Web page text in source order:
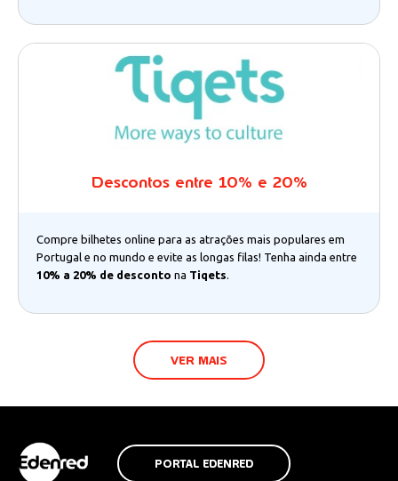
Descontos entre 10% e 20%
Compre bilhetes online para as atrações mais populares em
Portugal e no mundo e evite as longas filas! Tenha ainda entre
10% a 20% de desconto na Tiqets.
VER MAIS
PORTAL EDENRED